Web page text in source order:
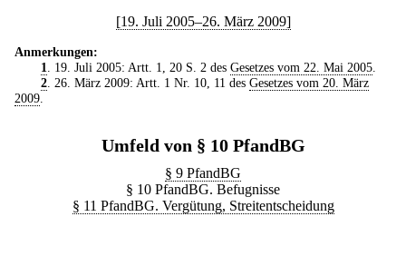
[19. Juli 2005–26. März 2009]
Anmerkungen:
1. 19. Juli 2005: Artt. 1, 20 S. 2 des Gesetzes vom 22. Mai 2005.
2. 26. März 2009: Artt. 1 Nr. 10, 11 des Gesetzes vom 20. März
2009.
Umfeld von § 10 PfandBG
§ 9 PfandBG
§ 10 PfandBG. Befugnisse
§ 11 PfandBG. Vergütung, Streitentscheidung